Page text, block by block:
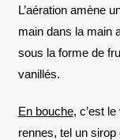
L’aération amène
main dans la main
sous la forme de
vanillés.
En bouche, c’est
rennes, tel un